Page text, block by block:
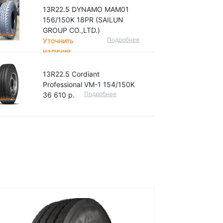
13R22.5 DYNAMO MAM01
156/150K 18PR (SAILUN
GROUP CO.,LTD.)
Уточнить
наличие
Подробнее
13R22.5 Cordiant
Professional VM-1 154/150K
36 610 р.
Подробнее